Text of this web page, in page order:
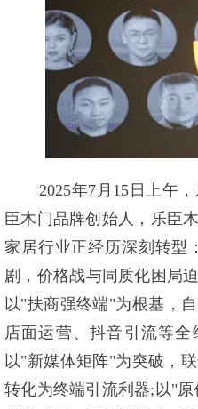
2025年7月15日上午，
臣木门品牌创始人，乐臣
家居行业正经历深刻转型
剧，价格战与同质化困局
以"扶商强终端"为根基，
店面运营、抖音引流等
以"新媒体矩阵"为突破，
转化为终端引流利器;以"